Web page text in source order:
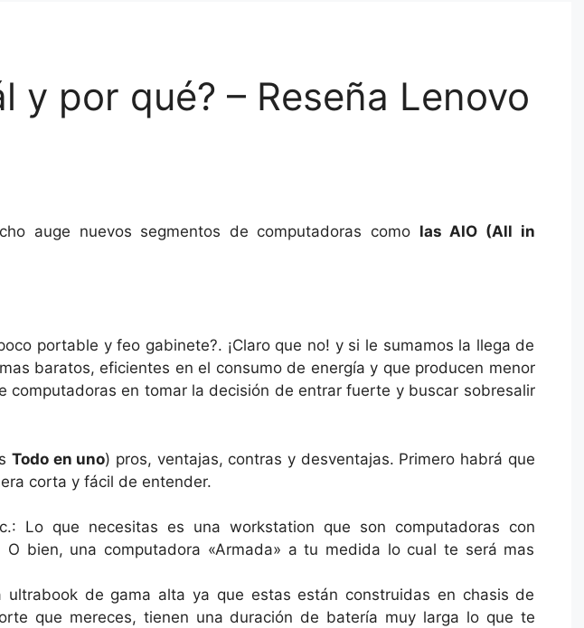
y por qué? – Reseña Lenovo
auge nuevos segmentos de computadoras como las AIO (All in
portable y feo gabinete?. ¡Claro que no! y si le sumamos la llega de
baratos, eficientes en el consumo de energía y que producen menor
en tomar la decisión de entrar fuerte y buscar sobresalir
Todo en uno) pros, ventajas, contras y desventajas. Primero habrá que
corta y fácil de entender.
que necesitas es una workstation que son computadoras con
bien, una computadora «Armada» a tu medida lo cual te será mas
de gama alta ya que estas están construidas en chasis de
que mereces, tienen una duración de batería muy larga lo que te